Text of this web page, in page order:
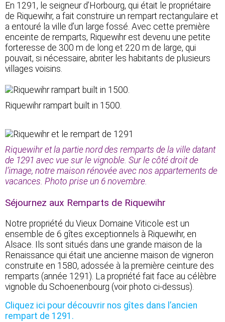
En 1291, le seigneur d’Horbourg, qui était le propriétaire
de Riquewihr, a fait construire un rempart rectangulaire et
a entouré la ville d’un large fossé. Avec cette première
enceinte de remparts, Riquewihr est devenu une petite
forteresse de 300 m de long et 220 m de large, qui
pouvait, si nécessaire, abriter les habitants de plusieurs
villages voisins.
Riquewihr rampart built in 1500.
Riquewihr et la partie nord des remparts de la ville datant
de 1291 avec vue sur le vignoble. Sur le côté droit de
l’image, notre maison rénovée avec nos appartements de
vacances. Photo prise un 6 novembre.
Séjournez aux Remparts de Riquewihr
Notre propriété du Vieux Domaine Viticole est un
ensemble de 6 gîtes exceptionnels à Riquewihr, en
Alsace. Ils sont situés dans une grande maison de la
Renaissance qui était une ancienne maison de vigneron
construite en 1580, adossée à la première ceinture des
remparts (année 1291). La propriété fait face au célèbre
vignoble du Schoenenbourg (voir photo ci-dessus).
Cliquez ici pour découvrir nos gîtes dans l’ancien
rempart de 1291.